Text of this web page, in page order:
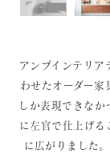
アンプインテリア
わせたオーダー家
しか表現できなか
に左官で仕上げる
に広がりました